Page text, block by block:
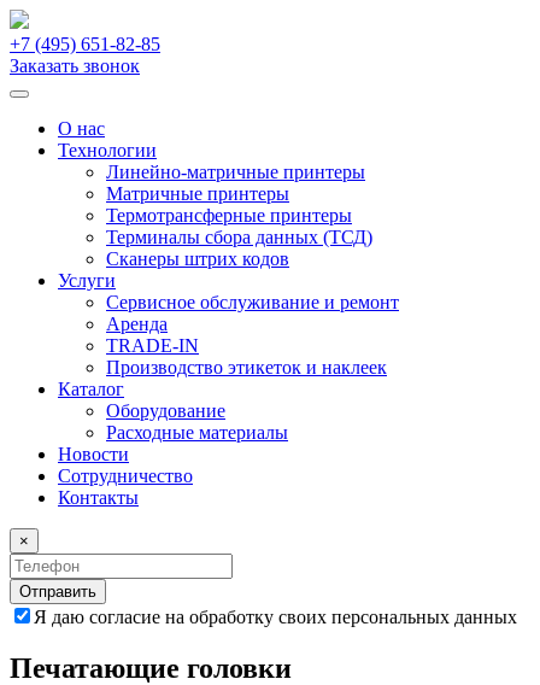
+7 (495) 651-82-85
Заказать звонок
О нас
Технологии
Линейно-матричные принтеры
Матричные принтеры
Термотрансферные принтеры
Терминалы сбора данных (ТСД)
Сканеры штрих кодов
Услуги
Сервисное обслуживание и ремонт
Аренда
TRADE-IN
Производство этикеток и наклеек
Каталог
Оборудование
Расходные материалы
Новости
Сотрудничество
Контакты
×
Отправить
Я даю согласие на обработку своих персональных данных
Печатающие головки